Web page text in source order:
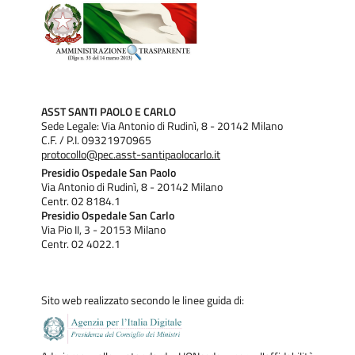
garantito al neonato il massimo comfort.
QUALI SONO LE PATOLOGIE OGGETTO DELLO
SCREENING NEONATALE
Lombardia appartengono a quattro gruppi: malattie
endocrine (Ipotiroidismo congenito e Iperplasia surrenalica
congenita), fibrosi cistica, malattie metaboliche ereditarie
(SNE) e malattie neuromuscolari genetiche (Atrofia
muscolare spinale). Si tratta di malattie rare (ovvero che
colpiscono non più di una persona su 2.000), congenite
(ovvero già presenti alla nascita) e, spesso, ereditarie.
PROPRIO BAMBINO A QUESTO SCREENING
Lo Screening Neonatale è la tappa fondamentale di un
ASST SANTI PAOLO E CARLO
Sede Legale: Via Antonio di Rudinì, 8 - 20142 Milano
C.F. / P.I. 09321970965
protocollo@pec.asst-santipaolocarlo.it
Presidio Ospedale San Paolo
Via Antonio di Rudinì, 8 - 20142 Milano
Centr. 02 8184.1
Presidio Ospedale San Carlo
Via Pio II, 3 - 20153 Milano
Centr. 02 4022.1
Sito web realizzato secondo le linee guida di: